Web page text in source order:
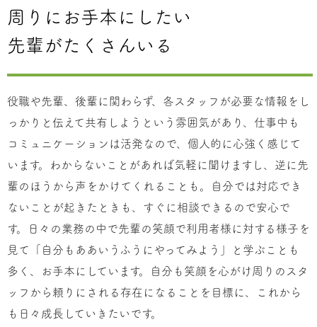
周りにお手本にしたい
先輩がたくさんいる
役職や先輩、後輩に関わらず、各スタッフが必要な情報をし
っかりと伝えて共有しようという雰囲気があり、仕事中も
コミュニケーションは活発なので、個人的に心強く感じて
います。わからないことがあれば気軽に聞けますし、逆に先
輩のほうから声をかけてくれることも。自分では対応でき
ないことが起きたときも、すぐに相談できるので安心で
す。日々の業務の中で先輩の笑顔で利用者様に対する様子を
見て「自分もああいうふうにやってみよう」と学ぶことも
多く、お手本にしています。自分も笑顔を心がけ周りのスタ
ッフから頼りにされる存在になることを目標に、これから
も日々成長していきたいです。